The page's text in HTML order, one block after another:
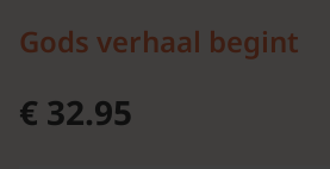
Gods verhaal begint
€ 32.95